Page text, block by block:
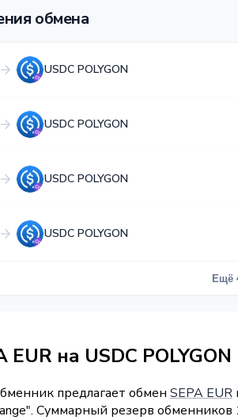
обмена
USDC POLYGON
USDC POLYGON
USDC POLYGON
USDC POLYGON
Ещё
EUR на USDC POLYGON
предлагает обмен SEPA EUR
Суммарный резерв